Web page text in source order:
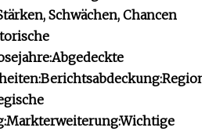
Schwächen, Chancen
Abgedeckte
Berichtsabdeckung:
Markterweiterung:Wichtige